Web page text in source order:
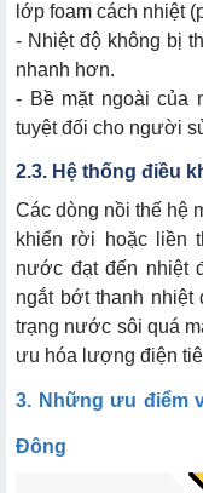
lớp foam cách nhiệt
- Nhiệt độ không bị
nhanh hơn.
- Bề mặt ngoài của
tuyệt đối cho người
2.3. Hệ thống điều
Các dòng nồi thế hệ
khiển rời hoặc liền
nước đạt đến nhiệt
ngắt bớt thanh nhiệt
trạng nước sôi quá
ưu hóa lượng điện
3. Những ưu điểm
Đông